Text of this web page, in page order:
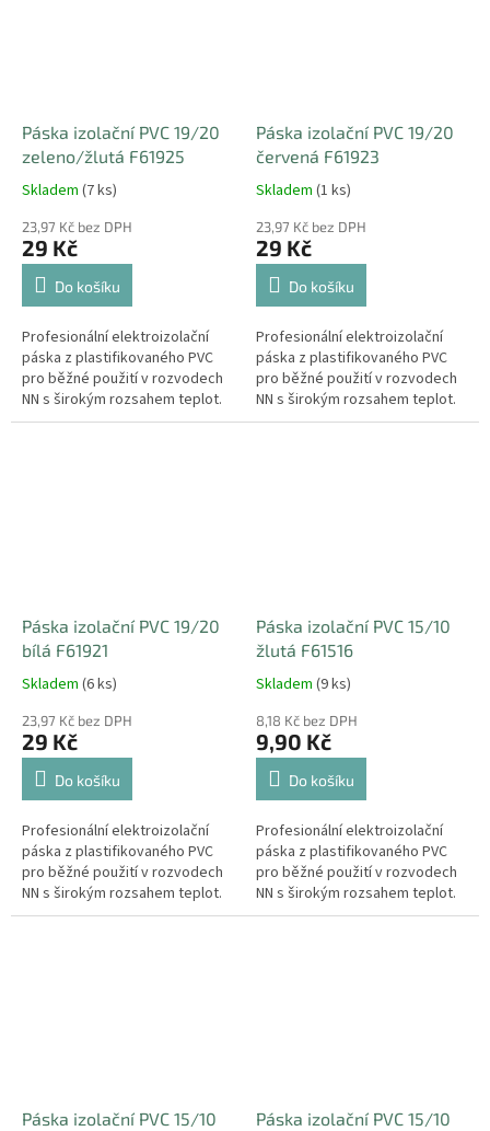
Páska izolační PVC 19/20
zeleno/žlutá F61925
Skladem (7 ks)
23,97 Kč bez DPH
29 Kč
Do košíku
Profesionální elektroizolační
páska z plastifikovaného PVC
pro běžné použití v rozvodech
NN s širokým rozsahem teplot.
Páska izolační PVC 19/20
červená F61923
Skladem (1 ks)
23,97 Kč bez DPH
29 Kč
Do košíku
Profesionální elektroizolační
páska z plastifikovaného PVC
pro běžné použití v rozvodech
NN s širokým rozsahem teplot.
Páska izolační PVC 19/20
bílá F61921
Skladem (6 ks)
23,97 Kč bez DPH
29 Kč
Do košíku
Profesionální elektroizolační
páska z plastifikovaného PVC
pro běžné použití v rozvodech
NN s širokým rozsahem teplot.
Páska izolační PVC 15/10
žlutá F61516
Skladem (9 ks)
8,18 Kč bez DPH
9,90 Kč
Do košíku
Profesionální elektroizolační
páska z plastifikovaného PVC
pro běžné použití v rozvodech
NN s širokým rozsahem teplot.
Páska izolační PVC 15/10
Páska izolační PVC 15/10